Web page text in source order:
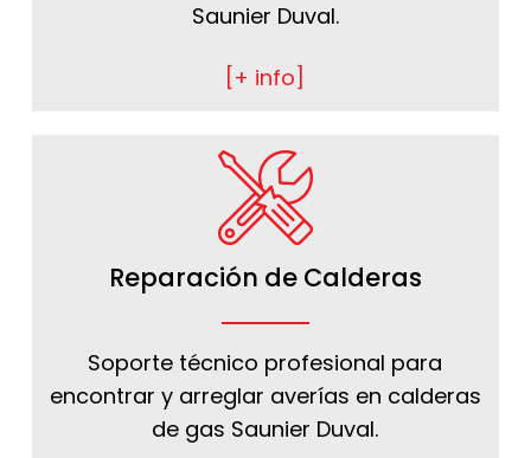
Saunier Duval.
[+ info]
Reparación de Calderas
Soporte técnico profesional para
encontrar y arreglar averías en calderas
de gas Saunier Duval.